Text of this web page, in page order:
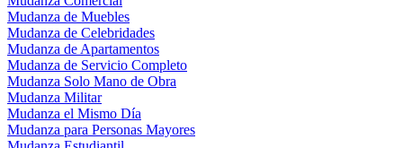
Mudanza de Muebles
Mudanza de Celebridades
Mudanza de Apartamentos
Mudanza de Servicio Completo
Mudanza Solo Mano de Obra
Mudanza Militar
Mudanza el Mismo Día
Mudanza para Personas Mayores